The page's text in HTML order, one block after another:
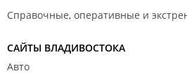
Справочные, оперативные и
САЙТЫ ВЛАДИВОСТОКА
Авто